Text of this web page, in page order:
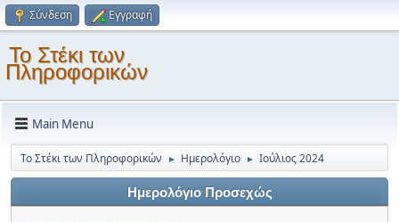
Σύνδεση Εγγραφή
Το Στέκι των
Πληροφορικών
Main Menu
Το Στέκι των Πληροφορικών ► Ημερολόγιο ► Ιούλιος 2024
Ημερολόγιο Προσεχώς